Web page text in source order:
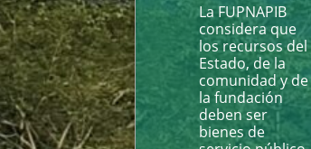
La FUPNAPIB
considera que
los recursos del
Estado, de la
comunidad y de
la fundación
deben ser
bienes de